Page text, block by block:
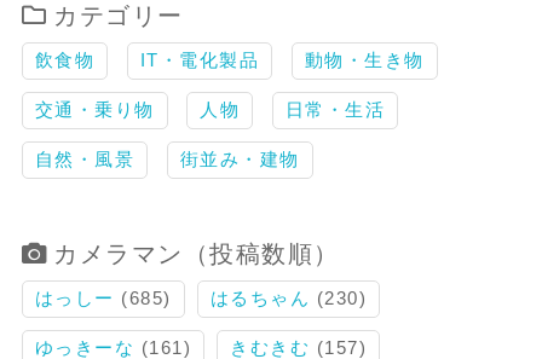
カテゴリー
飲食物 IT・電化製品 動物・生き物
交通・乗り物 人物 日常・生活
自然・風景 街並み・建物
カメラマン（投稿数順）
はっしー (685) はるちゃん (230)
ゆっきーな (161) きむきむ (157)